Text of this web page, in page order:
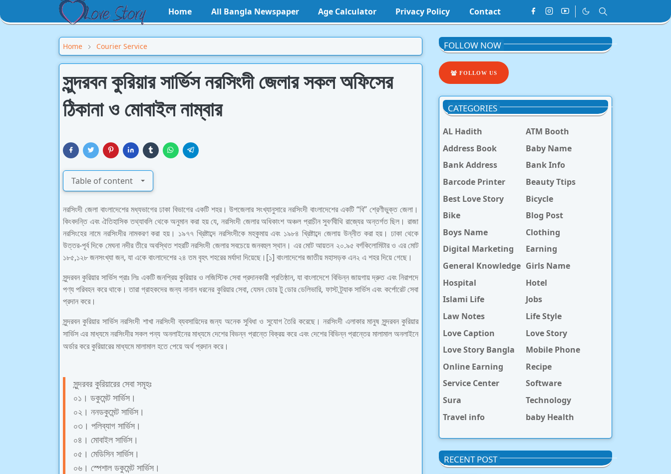
Home All Bangla Newspaper Age Calculator Privacy Policy Contact
Home Courier Service
সুন্দরবন কুরিয়ার সার্ভিস নরসিংদী জেলার সকল অফিসের
ঠিকানা ও মোবাইল নাম্বার
Table of content
নরসিংদী জেলা বাংলাদেশের মধ্যভাগের ঢাকা বিভাগের একটি শহর। উপজেলার সংখ্যানুসারে নরসিংদী বাংলাদেশের একটি “বি” শ্রেণীভুক্ত জেলা।
কিংবদন্তি এবং ঐতিহাসিক তথ্যাবলি থেকে অনুমান করা হয় যে, নরসিংদী জেলার অধিকাংশ অঞ্চল প্রাচীন সুবর্ণবীথি রাজ্যের অন্তর্গত ছিল। রাজা
নরসিংহের নামে নরসিংদীর নামকরণ করা হয়। ১৯৭৭ খ্রিষ্টাব্দে নরসিংদীকে মহকুমায় এবং ১৯৮৪ খ্রিষ্টাব্দে জেলায় উন্নীত করা হয়। ঢাকা থেকে
উত্তর-পূর্ব দিকে মেঘনা নদীর তীরে অবস্থিত শহরটি নরসিংদী জেলার সবচেয়ে জনবহুল স্থান। এর মোট আয়তন ২০.৯৫ বর্গকিলোমিটার ও এর মোট
১৮৫,১২৮ জনসংখ্যা জন, যা একে বাংলাদেশের ২৪ তম বৃহৎ শহরের মর্যাদা দিয়েছে।[১] বাংলাদেশের জাতীয় মহাসড়ক এন২ এ শহর দিয়ে গেছে।
সুন্দরবন কুরিয়ার সার্ভিস প্রাঃ লিঃ একটি জনপ্রিয় কুরিয়ার ও লজিস্টিক সেবা প্রদানকারী প্রতিষ্ঠান, যা বাংলাদেশে বিভিন্ন জায়গায় দ্রুত এবং নিরাপদে
পণ্য পরিবহন করে থাকে। তারা গ্রাহকদের জন্য নানান ধরনের কুরিয়ার সেবা, যেমন ডোর টু ডোর ডেলিভারি, ফাস্ট ট্র্যাক সার্ভিস এবং কর্পোরেট সেবা
প্রদান করে।
সুন্দরবন কুরিয়ার সার্ভিস নরসিংদী শাখা নরসিংদী ব্যবসায়িদের জন্য অনেক সুবিধা ও সুযোগ তৈরি করেছে। নরসিংদী এলাকার মানুষ সুন্দরবন কুরিয়ার
সার্ভিস এর মাধ্যমে নরসিংদীর সকল পন্য অনলাইনের মাধ্যমে দেশের বিভন্ন প্রান্তে বিক্রয় করে এবং দেশের বিভিন্ন প্রান্তের মালামাল অনলাইনে
অর্ডার করে কুরিয়ারের মাধ্যমে মালামাল হতে পেয়ে অর্থ প্রদান করে।
সুন্দরবর কুরিয়ারের সেবা সমূহঃ
০১। ডকুমেন্ট সার্ভিস।
০২। ননডকুমেন্ট সার্ভিস।
০৩। পলিব্যাগ সার্ভিস।
০৪। মোবাইল সার্ভিস।
০৫। মেডিসিন সার্ভিস।
০৬। স্পেশাল ডকুমেন্ট সার্ভিস।
FOLLOW NOW
FOLLOW US
CATEGORIES
AL Hadith
ATM Booth
Address Book
Baby Name
Bank Address
Bank Info
Barcode Printer
Beauty Ttips
Best Love Story
Bicycle
Bike
Blog Post
Boys Name
Clothing
Digital Marketing
Earning
General Knowledge Girls Name
Hospital
Hotel
Islami Life
Jobs
Law Notes
Life Style
Love Caption
Love Story
Love Story Bangla
Mobile Phone
Online Earning
Recipe
Service Center
Software
Sura
Technology
Travel info
baby Health
RECENT POST